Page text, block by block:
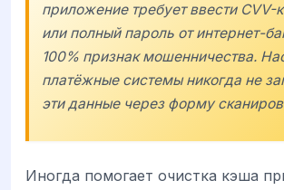
приложение требует ввести CVV-
или полный пароль от интернет-
100% признак мошенничества.
платёжные системы никогда не
эти данные через форму
Иногда помогает очистка кэша